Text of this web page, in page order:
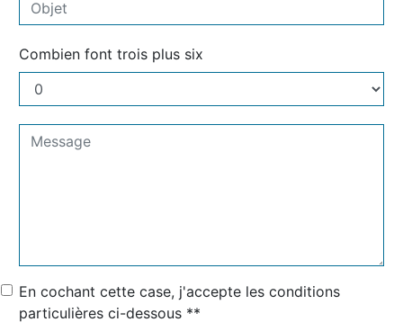
Combien font trois plus six
En cochant cette case, j'accepte les conditions
particulières ci-dessous **